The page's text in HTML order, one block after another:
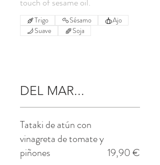
Trigo Sésamo
Ajo
Suave
Soja
DEL MAR...
Tataki de atún con
vinagreta de tomate y
piñones
19,90 €